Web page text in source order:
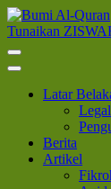
Lompat
ke
konten
(Tekan
Tunaikan
Latar
Berita
Artikel